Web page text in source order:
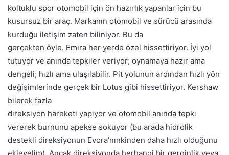
koltuklu spor otomobil için ön hazırlık yapanlar için bu
kusursuz bir araç. Markanın otomobil ve sürücü arasında
kurduğu iletişim zaten biliniyor. Bu da
gerçekten öyle. Emira her yerde özel hissettiriyor. İyi yol
tutuyor ve anında tepkiler veriyor; oynamaya hazır ama
dengeli; hızlı ama ulaşılabilir. Pit yolunun ardından hızlı yön
değişimlerinde gerçek bir Lotus gibi hissettiriyor. Kershaw
bilerek fazla
direksiyon hareketi yapıyor ve otomobil anında tepki
vererek burnunu apekse sokuyor (bu arada hidrolik
destekli direksiyonun Evora’nınkinden daha hızlı olduğunu